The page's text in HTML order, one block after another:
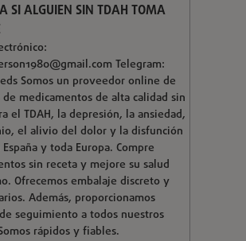
SI ALGUIEN SIN TDAH TOMA
Telegram:
Somos un proveedor online de
medicamentos de alta calidad sin
el TDAH, la depresión, la ansiedad,
el alivio del dolor y la disfunción
y toda Europa. Compre
sin receta y mejore su salud
Ofrecemos embalaje discreto y
Además, proporcionamos
seguimiento a todos nuestros
rápidos y fiables.